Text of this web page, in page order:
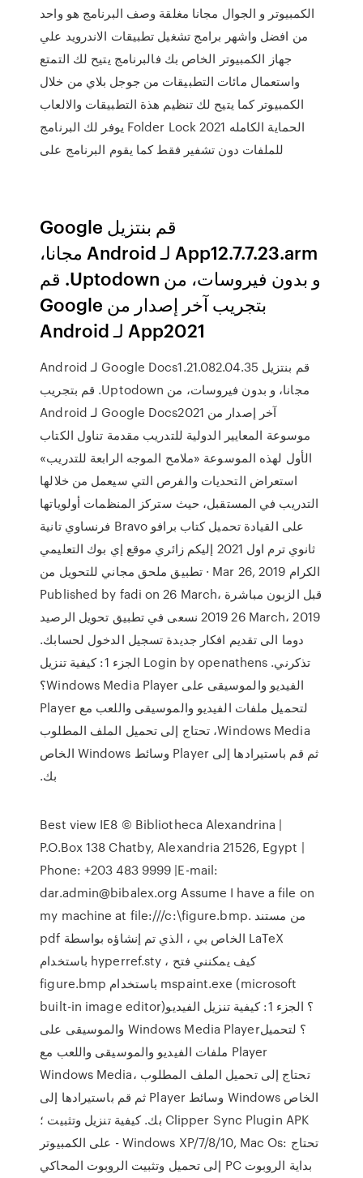
الكمبيوتر و الجوال مجانا مغلقة وصف البرنامج هو واحد
من افضل واشهر برامج تشغيل تطبيقات الاندرويد علي
جهاز الكمبيوتر الخاص بك فالبرنامج يتيح لك التمتع
واستعمال مائات التطبيقات من جوجل بلاي من خلال
الكمبيوتر كما يتيح لك تنظيم هذة التطبيقات والالعاب
يوفر لك البرنامج Folder Lock 2021 الحماية الكامله
للملفات دون تشفير فقط كما يقوم البرنامج على
‫قم بنتزيل Google
App12.7.7.23.arm لـ Android مجانا،
و بدون فيروسات، من Uptodown. قم
بتجريب آخر إصدار من Google
App2021 لـ Android
‫قم بنتزيل Google Docs1.21.082.04.35 لـ Android
مجانا، و بدون فيروسات، من Uptodown. قم بتجريب
آخر إصدار من Google Docs2021 لـ Android
موسوعة المعايير الدولية للتدريب مقدمة تناول الكتاب
الأول لهذه الموسوعة «ملامح الموجه الرابعة للتدريب»
استعراض التحديات والفرص التي سيعمل من خلالها
التدريب في المستقبل، حيث ستركز المنظمات أولوياتها
على القيادة تحميل كتاب برافو Bravo فرنساوي تانية
ثانوي ترم اول 2021 إليكم زائري موقع إي بوك التعليمي
الكرام Mar 26, 2019 · تطبيق ملحق مجاني للتحويل من
قبل الزبون مباشرة Published by fadi on 26 March،
2019 26 March، 2019 نسعى في تطبيق تحويل الرصيد
دوما الى تقديم افكار جديدة تسجيل الدخول لحسابك.
تذكرني. Login by openathens الجزء 1: كيفية تنزيل
الفيديو والموسيقى على Windows Media Player؟
لتحميل ملفات الفيديو والموسيقى واللعب مع Player
Windows Media، تحتاج إلى تحميل الملف المطلوب
ثم قم باستيرادها إلى Player وسائط Windows الخاص
بك.
Best view IE8 © Bibliotheca Alexandrina |
P.O.Box 138 Chatby, Alexandria 21526, Egypt |
Phone: +203 483 9999 |E-mail:
dar.admin@bibalex.org Assume I have a file on
my machine at file:///c:\figure.bmp. من مستند
pdf الخاص بي ، الذي تم إنشاؤه بواسطة LaTeX
باستخدام hyperref.sty ، كيف يمكنني فتح
figure.bmp باستخدام mspaint.exe (microsoft
built-in image editor)؟ الجزء 1: كيفية تنزيل الفيديو
والموسيقى على Windows Media Player؟ لتحميل
ملفات الفيديو والموسيقى واللعب مع Player
Windows Media، تحتاج إلى تحميل الملف المطلوب
ثم قم باستيرادها إلى Player وسائط Windows الخاص
بك. كيفية تنزيل وتثبيت ؛ Clipper Sync Plugin APK
على الكمبيوتر - Windows XP/7/8/10, Mac Os: تحتاج
إلى تحميل وتثبيت الروبوت المحاكي PC بداية الروبوت